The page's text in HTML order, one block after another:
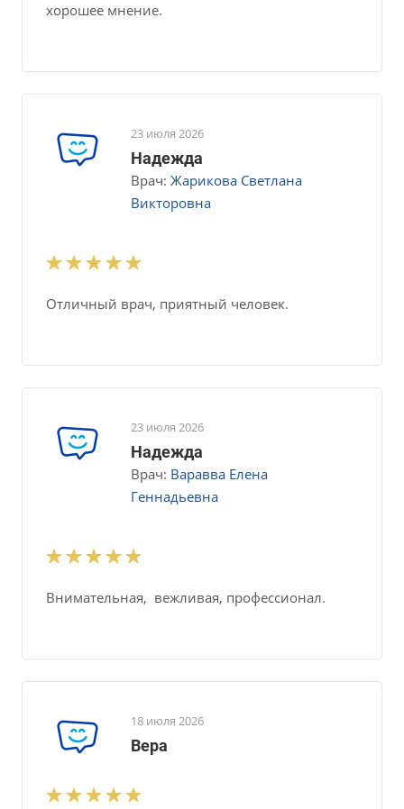
хорошее мнение.
23 июля 2026
Надежда
Врач: Жарикова Светлана
Викторовна
Отличный врач, приятный человек.
23 июля 2026
Надежда
Врач: Варавва Елена
Геннадьевна
Внимательная, вежливая, профессионал.
18 июля 2026
Вера